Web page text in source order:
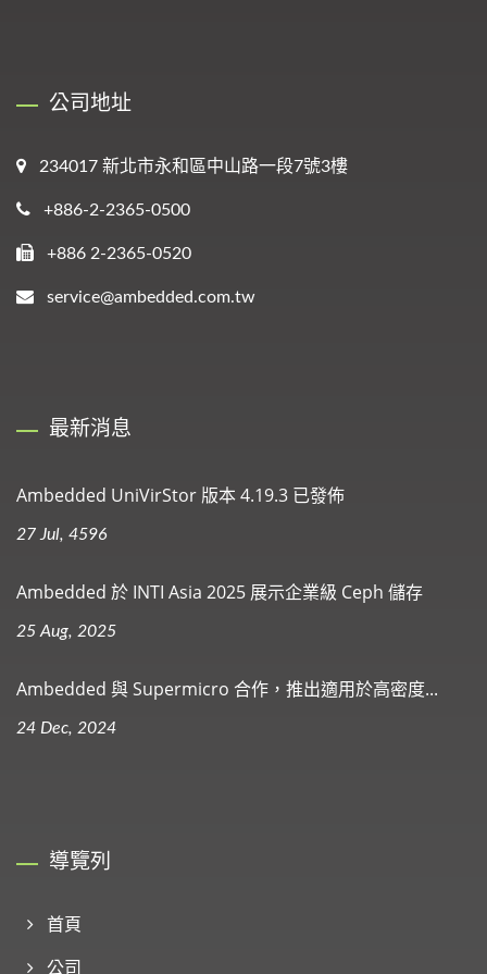
公司地址
234017 新北市永和區中山路一段7號3樓
+886-2-2365-0500
+886 2-2365-0520
service@ambedded.com.tw
最新消息
Ambedded UniVirStor 版本 4.19.3 已發佈
27 Jul, 4596
Ambedded 於 INTI Asia 2025 展示企業級 Ceph 儲存
25 Aug, 2025
Ambedded 與 Supermicro 合作，推出適用於高密度...
24 Dec, 2024
導覽列
首頁
公司